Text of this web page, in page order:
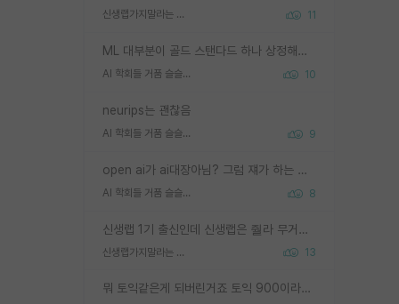
신생랩가지말라는 이유가 있었구나 11
ML 대부분이 골드 스탠다드 하나 상정해놓고 (벤치마크 데이터셋이 여러 개면 여러 개 상정) 그거 얼마나 잘 맞추나 싸움임 가끔 번뜩이는 설계 철학을 보여주는 논문들도 있지만 대부분 그거 성적 얼마나 더 올리느라에 혈안이 되어 있는 측면이 잇음
AI 학회들 거품 슬슬 지적이 나오네요 10
neurips는 괜찮음
AI 학회들 거품 슬슬 지적이 나오네요 9
open ai가 ai대장아님? 그럼 쟤가 하는 말이 다 맞겠네
AI 학회들 거품 슬슬 지적이 나오네요 8
신생랩 1기 출신인데 신생랩은 줠라 무거운 바벨 같은거임. 들면 대박인데 못들면 깔려 죽음. 아무도 알려주지 않는 환경에서 자생해야하지만, 일단 살아남았다면 그 어떤 사람보다 악착같고 생존력 높은 사람으로 거듭날 수 있음
신생랩가지말라는 이유가 있었구나 13
뭐 토익같은게 되버린거죠 토익 900이라고 영어잘하는건 아닙니다만 잘하는사람은 다 900을 넘는 그런